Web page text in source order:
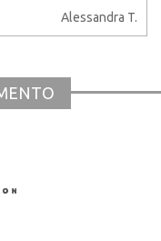
Alessandra T.